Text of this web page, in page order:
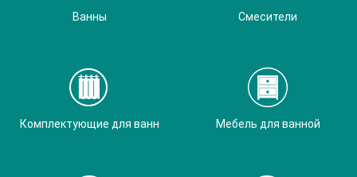
Ванны Смесители
Комплектующие для ванн Мебель для ванной